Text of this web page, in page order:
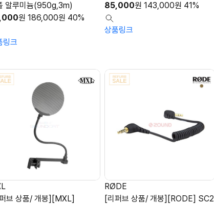
알루미늄(950g,3m)
원 186,000원 40%
링크
85,000원 143,000원 41%
상품링크
브 상품/ 개봉][MXL]
RØDE
[리퍼브 상품/ 개봉][RODE] SC2